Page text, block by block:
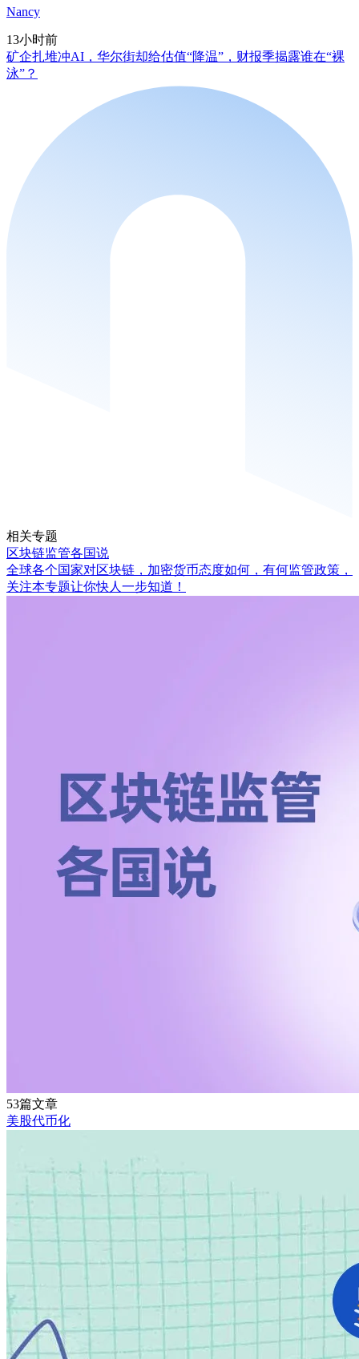
Nancy
13小时前
矿企扎堆冲AI，华尔街却给估值“降温”，财报季揭露谁在“裸
泳”？
相关专题
区块链监管各国说
全球各个国家对区块链，加密货币态度如何，有何监管政策，
关注本专题让你快人一步知道！
53篇文章
美股代币化